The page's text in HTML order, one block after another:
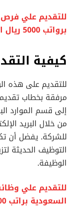
للتقديم علي
برواتب 5000 ريال اضغك هنا
كيفية
للتقديم على هذه
مرفقة بخطاب
إلى قسم الموارد
من خلال البريد
للشركة. يفضل أن
التوظيف الحديثة
الوظيفة.
للتقديم علي
السعودية براتب 6000 ريال اضغط هنا